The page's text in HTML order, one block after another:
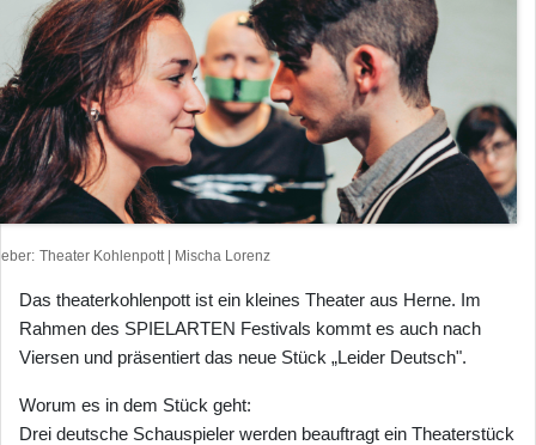
Theater Kohlenpott | Mischa Lorenz
Das theaterkohlenpott ist ein kleines Theater aus Herne. Im
Rahmen des SPIELARTEN Festivals kommt es auch nach
Viersen und präsentiert das neue Stück „Leider Deutsch".
Worum es in dem Stück geht:
Drei deutsche Schauspieler werden beauftragt ein Theaterstück